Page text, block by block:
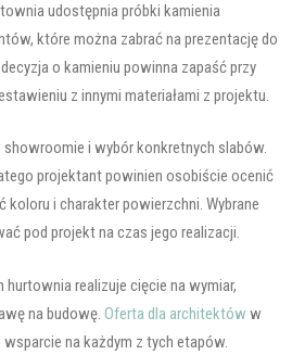
udostępnia próbki kamienia
które można zabrać na prezentację do
o kamieniu powinna zapaść przy
z innymi materiałami z projektu.
i wybór konkretnych slabów.
projektant powinien osobiście ocenić
koloru i charakter powierzchni. Wybrane
pod projekt na czas jego realizacji.
realizuje cięcie na wymiar,
na budowę. Oferta dla architektów w
wsparcie na każdym z tych etapów.